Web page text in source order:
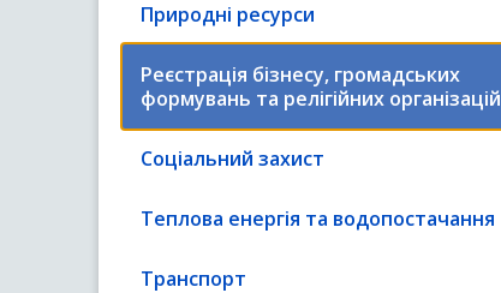
Природні ресурси
Реєстрація бізнесу, громадських
формувань та релігійних організацій
Соціальний захист
Теплова енергія та водопостачання
Транспорт